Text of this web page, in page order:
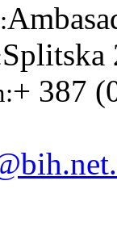
Splitska
+ 387